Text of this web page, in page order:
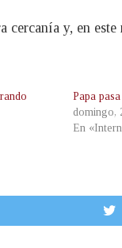
y, en
Papa
domingo,
En